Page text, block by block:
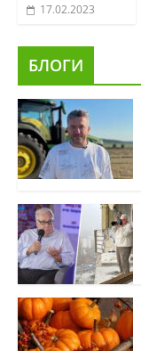
17.02.2023
БЛОГИ